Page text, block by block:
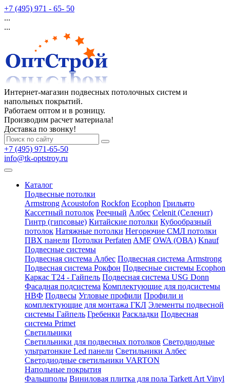
+7 (495) 971 - 65- 50
...
...
Интернет-магазин подвесных потолочных систем и
напольных покрытий.
Работаем оптом и в розницу.
Производим расчет материала!
Доставка по звонку!
+7 (495) 971-65-50
info@tk-optstroy.ru
Каталог
Подвесные потолки
Armstrong Acoustofon Rockfon Ecophon Грильято
Кассетный потолок Реечный Албес Celenit (Селенит)
Гинтр (гипсовые) Китайские потолки Кубообразный
потолок Натяжные потолки Негорючие СМЛ потолки
ПВХ панели Потолки Perfaten AMF OWA (ОВА) Knauf
Подвесные системы
Подвесная система Албес Подвесная система Armstrong
Подвесная система Рокфон Подвесные системы Ecophon
Каркас Т24 - Гайпель Подвесная система USG Donn
Фасадная подсистема Комплектующие для подсистемы
НВФ Подвесы Угловые профили Профили и
комплектующие для монтажа ГКЛ Элементы подвесной
системы Гайпель Гребенки Раскладки Подвесная
система Primet
Светильники
Светильники для подвесных потолков Светодиодные
ультратонкие Led панели Светильники Албес
Светодиодные светильники VARTON
Напольные покрытия
Фальшполы Виниловая плитка для пола Tarkett Art Vinyl